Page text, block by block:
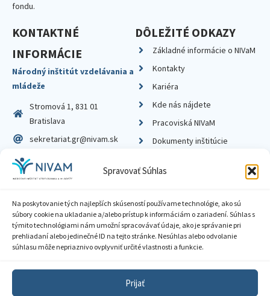
Spravovať Súhlas
Na poskytovanie tých najlepších skúseností používame technológie, ako sú
súbory cookie na ukladanie a/alebo prístup k informáciám o zariadení. Súhlas s
týmito technológiami nám umožní spracovávať údaje, ako je správanie pri
prehliadaní alebo jedinečné ID na tejto stránke. Nesúhlas alebo odvolanie
súhlasu môže nepriaznivo ovplyvniť určité vlastnosti a funkcie.
Prijať
fondu.
KONTAKTNÉ
INFORMÁCIE
Národný inštitút vzdelávania a
mládeže
Stromová 1, 831 01
Bratislava
sekretariat.gr@nivam.sk
IČO: 00164348
DIČ: 2020798714
DÔLEŽITÉ ODKAZY
Základné informácie o NIVaM
Kontakty
Kariéra
Kde nás nájdete
Pracoviská NIVaM
Dokumenty inštitúcie
Zásady ochrany súkromia
Sprístupnenie informácií